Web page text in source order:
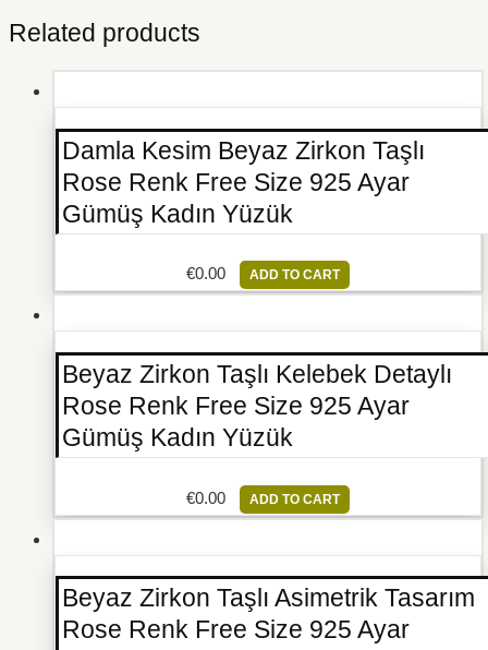
Related products
Damla Kesim Beyaz Zirkon Taşlı
Rose Renk Free Size 925 Ayar
Gümüş Kadın Yüzük
€0.00 ADD TO CART
Beyaz Zirkon Taşlı Kelebek Detaylı
Rose Renk Free Size 925 Ayar
Gümüş Kadın Yüzük
€0.00 ADD TO CART
Beyaz Zirkon Taşlı Asimetrik Tasarım
Rose Renk Free Size 925 Ayar